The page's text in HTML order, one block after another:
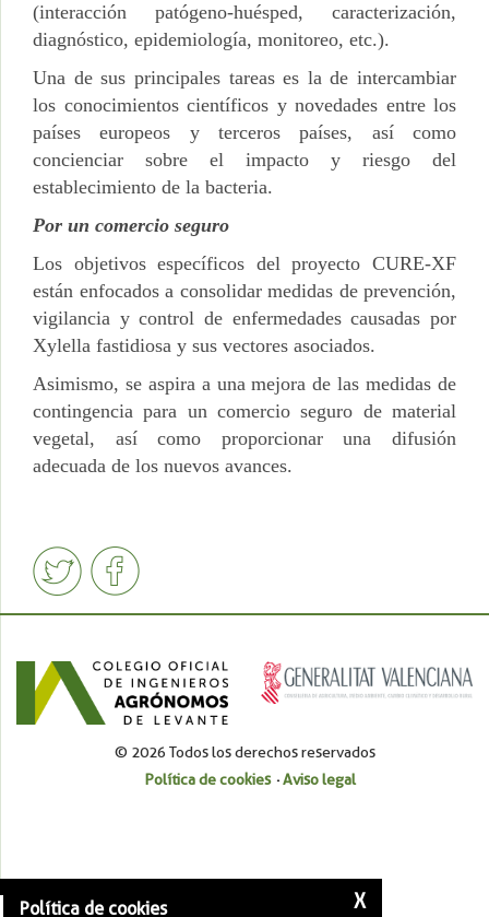
Política de cookies X
(interacción patógeno-huésped, caracterización,
diagnóstico, epidemiología, monitoreo, etc.).
Una de sus principales tareas es la de intercambiar
los conocimientos científicos y novedades entre los
países europeos y terceros países, así como
concienciar sobre el impacto y riesgo del
establecimiento de la bacteria.
Por un comercio seguro
Los objetivos específicos del proyecto CURE-XF
están enfocados a consolidar medidas de prevención,
vigilancia y control de enfermedades causadas por
Xylella fastidiosa y sus vectores asociados.
Asimismo, se aspira a una mejora de las medidas de
contingencia para un comercio seguro de material
vegetal, así como proporcionar una difusión
adecuada de los nuevos avances.
© 2026 Todos los derechos reservados
Política de cookies
Aviso legal